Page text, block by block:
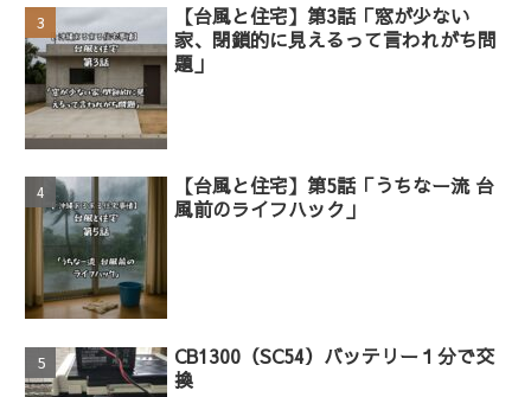
【台風と住宅】第3話「窓が少ない
家、閉鎖的に見えるって言われがち問
題」
【台風と住宅】第5話「うちなー流 台
風前のライフハック」
CB1300（SC54）バッテリー１分で交
換